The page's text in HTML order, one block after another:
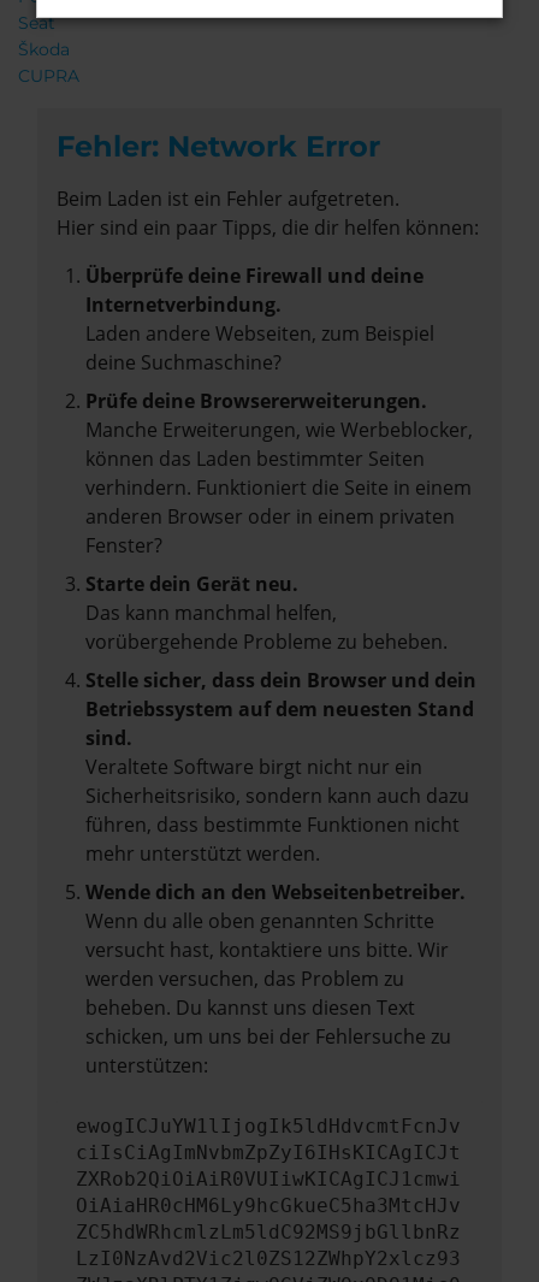
Seat
Škoda
CUPRA
Fehler: Network Error
Beim Laden ist ein Fehler aufgetreten.
Hier sind ein paar Tipps, die dir helfen können:
Überprüfe deine Firewall und deine
Internetverbindung.
Laden andere Webseiten, zum Beispiel
deine Suchmaschine?
Prüfe deine Browsererweiterungen.
Manche Erweiterungen, wie Werbeblocker,
können das Laden bestimmter Seiten
verhindern. Funktioniert die Seite in einem
anderen Browser oder in einem privaten
Fenster?
Starte dein Gerät neu.
Das kann manchmal helfen,
vorübergehende Probleme zu beheben.
Stelle sicher, dass dein Browser und dein
Betriebssystem auf dem neuesten Stand
sind.
Veraltete Software birgt nicht nur ein
Sicherheitsrisiko, sondern kann auch dazu
führen, dass bestimmte Funktionen nicht
mehr unterstützt werden.
Wende dich an den Webseitenbetreiber.
Wenn du alle oben genannten Schritte
versucht hast, kontaktiere uns bitte. Wir
werden versuchen, das Problem zu
beheben. Du kannst uns diesen Text
schicken, um uns bei der Fehlersuche zu
unterstützen:
ewogICJuYW1lIjogIk5ldHdvcmtFcnJv
ciIsCiAgImNvbmZpZyI6IHsKICAgICJt
ZXRob2QiOiAiR0VUIiwKICAgICJ1cmwi
OiAiaHR0cHM6Ly9hcGkueC5ha3MtcHJv
ZC5hdWRhcmlzLm5ldC92MS9jbGllbnRz
LzI0NzAvd2Vic2l0ZS12ZWhpY2xlcz93